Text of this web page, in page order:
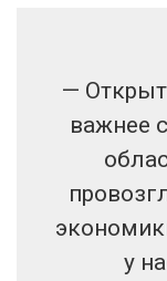
—
важнее
у